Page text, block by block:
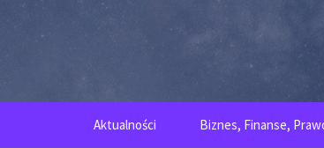
Aktualności Biznes, Finanse,